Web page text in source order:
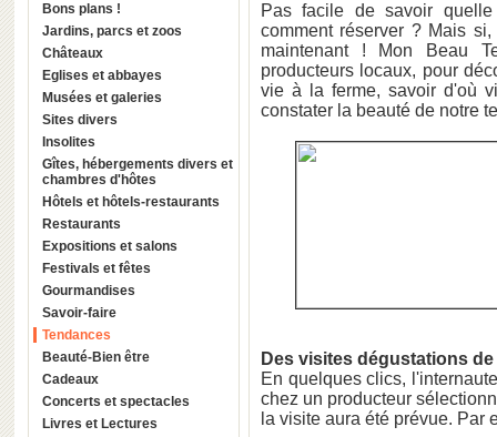
Bons plans !
Jardins, parcs et zoos
Châteaux
Eglises et abbayes
Musées et galeries
Sites divers
Insolites
Gîtes, hébergements divers et
chambres d'hôtes
Hôtels et hôtels-restaurants
Restaurants
Expositions et salons
Festivals et fêtes
Gourmandises
Savoir-faire
Tendances
Beauté-Bien être
Cadeaux
Concerts et spectacles
Livres et Lectures
Pas facile de savoir
comment réserver ? Mais
maintenant ! Mon Beau
producteurs locaux, pour
vie à la ferme, savoir d'où
constater la beauté de
Des visites dégustations
En quelques clics,
chez un producteur
la visite aura été prévue. Par